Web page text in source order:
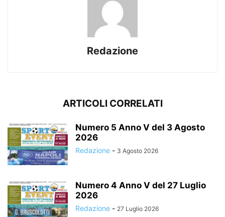
Redazione
ARTICOLI CORRELATI
Numero 5 Anno V del 3 Agosto
2026
Redazione - 3 Agosto 2026
Numero 4 Anno V del 27 Luglio
2026
Redazione - 27 Luglio 2026